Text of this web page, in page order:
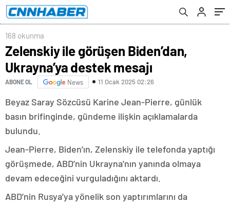
168 okunma
Zelenskiy ile görüşen Biden’dan,
Ukrayna’ya destek mesajı
ABONE OL News 11 Ocak 2025 02:26
Beyaz Saray Sözcüsü Karine Jean-Pierre, günlük
basın brifinginde, gündeme ilişkin açıklamalarda
bulundu.
Jean-Pierre, Biden’ın, Zelenskiy ile telefonda yaptığı
görüşmede, ABD’nin Ukrayna’nın yanında olmaya
devam edeceğini vurguladığını aktardı.
ABD’nin Rusya’ya yönelik son yaptırımlarını da